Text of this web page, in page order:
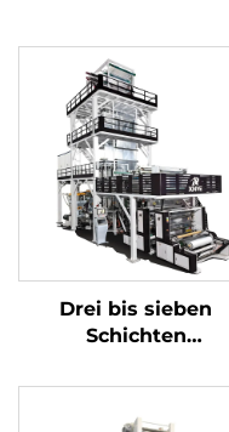
Drei bis sieben
Schichten
Set